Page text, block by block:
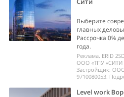
Выберите
главных
Рассрочка 0%
года.
Реклама. ERID
ООО «ТПУ «СИТИ
Застройщик:
9710080053.
Level work